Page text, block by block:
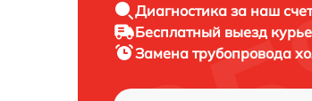
Диагностика за наш
Бесплатный выезд
Замена трубопровода